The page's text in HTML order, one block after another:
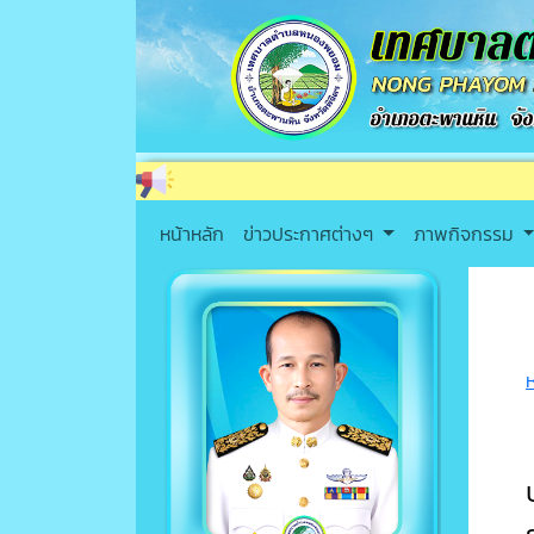
หน้าหลัก ข่าวประกาศต่างๆ ภาพกิจกรรม